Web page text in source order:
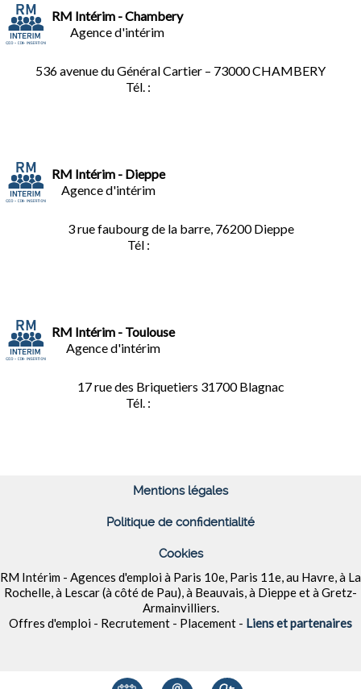
RM Intérim - Chambery
Agence d'intérim
536 avenue du Général Cartier – 73000 CHAMBERY
Tél. :
RM Intérim - Dieppe
Agence d'intérim
3 rue faubourg de la barre, 76200 Dieppe
Tél :
RM Intérim - Toulouse
Agence d'intérim
17 rue des Briquetiers 31700 Blagnac
Tél. :
Mentions légales
Politique de confidentialité
Cookies
RM Intérim - Agences d'emploi à Paris 10e, Paris 11e, au Havre, à La
Rochelle, à Lescar (à côté de Pau), à Beauvais, à Dieppe et à Gretz-
Armainvilliers.
Offres d'emploi - Recrutement - Placement - Liens et partenaires